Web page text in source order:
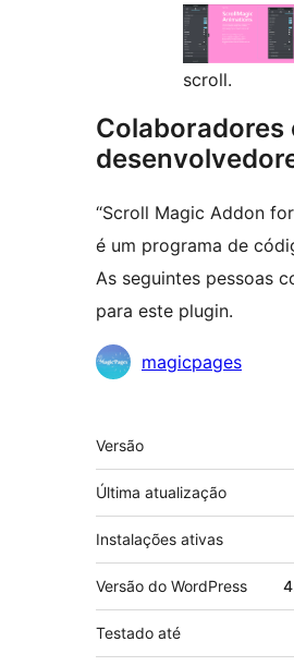
scroll.
Colaboradores
“Scroll Magic Addon
é um programa de
As seguintes pessoas
para este plugin.
Colaboradores
magicpages
Meta
Versão
Última atualização
Instalações ativas
Versão do WordPress
Testado até